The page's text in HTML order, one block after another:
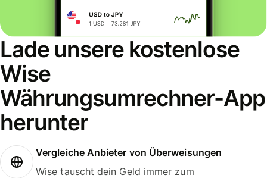
Lade unsere kostenlose
Wise
Währungsumrechner-App
herunter
Vergleiche Anbieter von Überweisungen
Wise tauscht dein Geld immer zum